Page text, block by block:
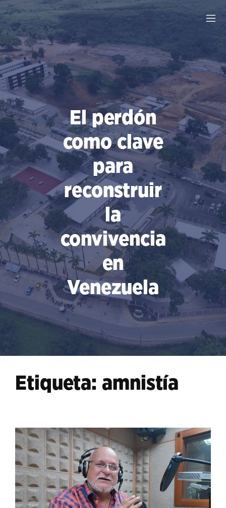
Saltar
al
contenido
El perdón
como clave
para
reconstruir
la
convivencia
en
Venezuela
Etiqueta: amnistía